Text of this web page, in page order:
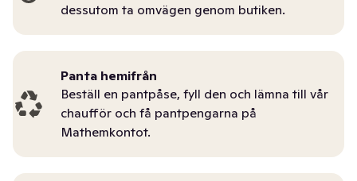
dessutom ta omvägen genom butiken.
Panta hemifrån
Beställ en pantpåse, fyll den och lämna till vår
chaufför och få pantpengarna på
Mathemkontot.